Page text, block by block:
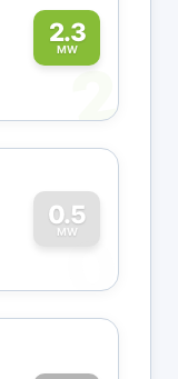
2.3
MW
2
0.5
MW
0